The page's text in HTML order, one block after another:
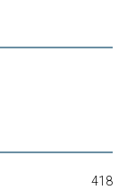
418